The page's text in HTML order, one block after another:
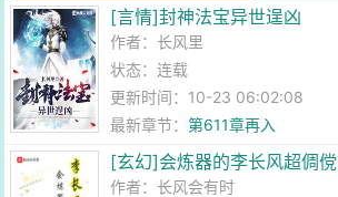
[言情]封神法宝异世逞凶
作者： 长风里
状态：连载
更新时间：10-23 06:02:08
最新章节：第611章再入
[玄幻]会炼器的李长风超倜傥
作者： 长风会有时